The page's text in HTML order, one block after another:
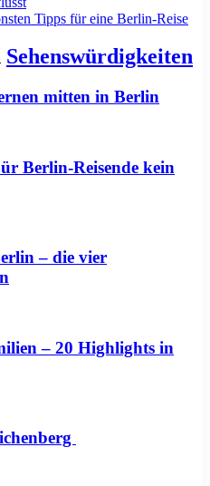
Tipps für eine Berlin-Reise
Sehenswürdigkeiten
mitten in Berlin
Berlin-Reisende kein
– die vier
– 20 Highlights in